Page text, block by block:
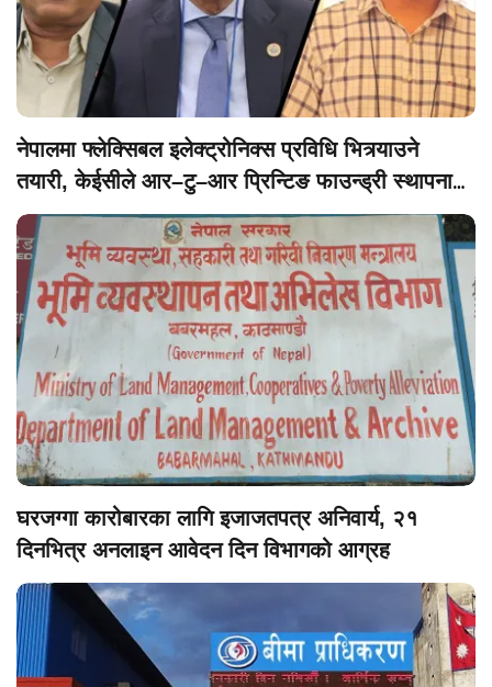
नेपालमा फ्लेक्सिबल इलेक्ट्रोनिक्स प्रविधि भित्र्याउने
तयारी, केईसीले आर–टु–आर प्रिन्टिङ फाउन्ड्री स्थापना
गर्ने
घरजग्गा कारोबारका लागि इजाजतपत्र अनिवार्य, २१
दिनभित्र अनलाइन आवेदन दिन विभागको आग्रह